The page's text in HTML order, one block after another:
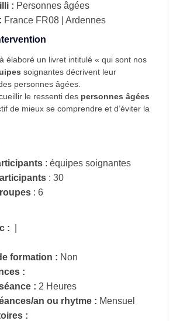
: Personnes âgées
France FR08 | Ardennes
élaboré un livret intitulé « qui sont nos
soignantes décrivent leur
personnes âgées.
le ressenti des personnes âgées
de mieux se comprendre et d’éviter la
: équipes soignantes
: 30
: 6
:
formation : Non
:
: 2 Heures
an ou rhytme : Mensuel
: